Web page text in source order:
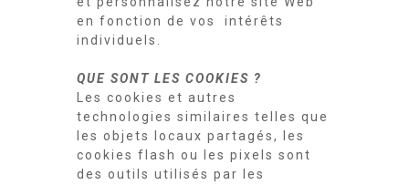
en fonction de vos intérêts
individuels.
QUE SONT LES COOKIES ?
Les cookies et autres
technologies similaires telles que
les objets locaux partagés, les
cookies flash ou les pixels sont
des outils utilisés par les